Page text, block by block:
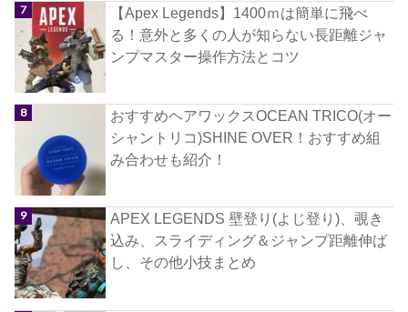
【Apex Legends】1400ｍは簡単に飛べ
る！意外と多くの人が知らない長距離ジャ
ンプマスター操作方法とコツ
おすすめヘアワックスOCEAN TRICO(オー
シャントリコ)SHINE OVER！おすすめ組
み合わせも紹介！
APEX LEGENDS 壁登り(よじ登り)、覗き
込み、スライディング＆ジャンプ距離伸ば
し、その他小技まとめ